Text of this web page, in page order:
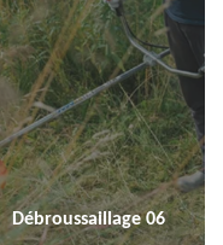
Débroussaillage 06